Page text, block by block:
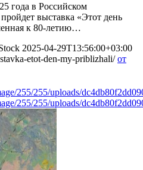
года в Российском
выставка «Этот день
к 80-летию…
2025-04-29T13:56:00+03:00
etot-den-my-priblizhali/ от
255/255/uploads/
255/255/uploads/